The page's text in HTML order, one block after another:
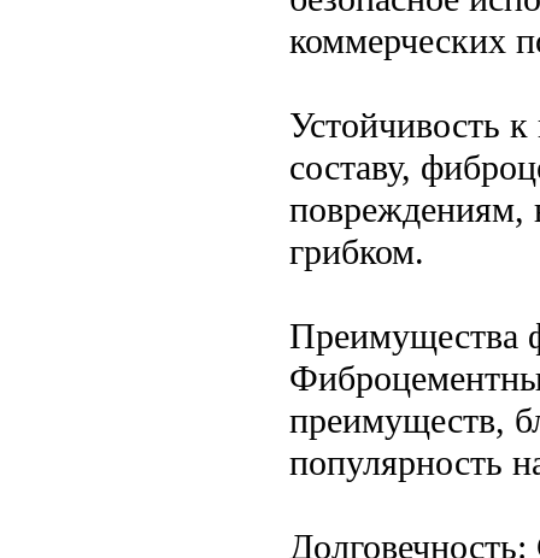
коммерческих
Устойчивость
составу,
повреждениям,
грибком.
Преимущества
преимуществ,
популярность